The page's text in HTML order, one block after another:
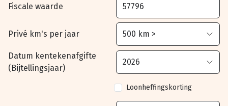
Fiscale waarde
Privé km's per jaar
Datum kentekenafgifte
(Bijtellingsjaar)
Loonheffingskorting